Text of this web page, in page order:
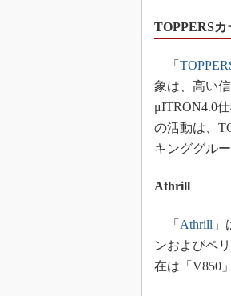
TOPPERSカ
「
象は、高い
μITRON4.0
の活動は、
キンググル
Athrill
「 Athrill
ンおよびペ
在は「V850